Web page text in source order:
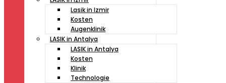
Lasik in Izmir
Kosten
Augenklinik
LASIK in Antalya
LASIK in Antalya
Kosten
Klinik
Technologie